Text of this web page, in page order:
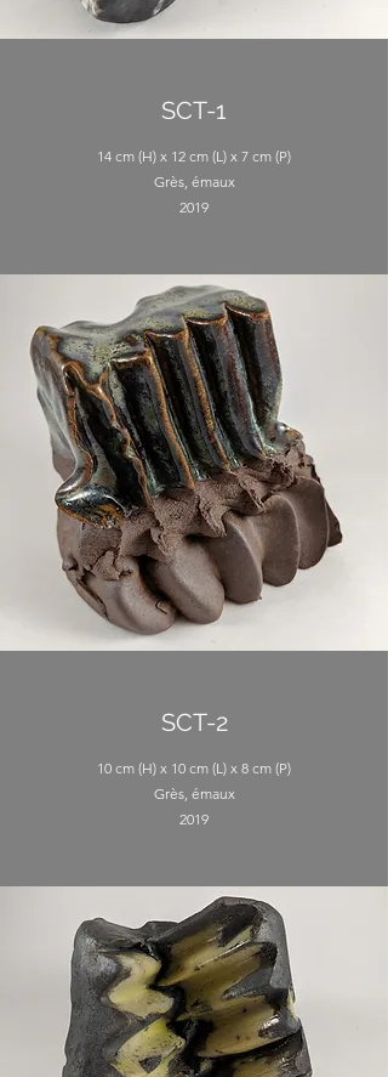
SCT-1
14 cm (H) x 12 cm (L) x 7 cm (P)
Grès, émaux
2019
SCT-2
10 cm (H) x 10 cm (L) x 8 cm (P)
Grès, émaux
2019